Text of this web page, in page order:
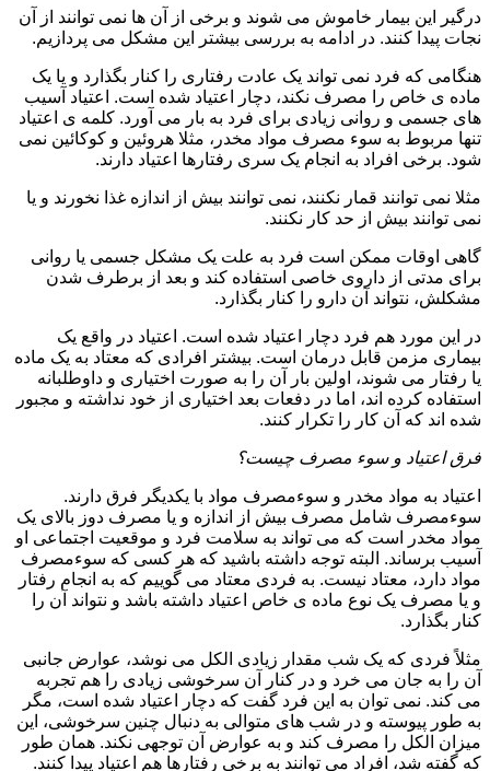
درگیر این بیمار خاموش می شوند و برخی از آن ها نمی توانند از آن
نجات پیدا کنند. در ادامه به بررسی بیشتر این مشکل می پردازیم.
هنگامی که فرد نمی تواند یک عادت رفتاری را کنار بگذارد و یا یک
ماده ی خاص را مصرف نکند، دچار اعتیاد شده است. اعتیاد آسیب
های جسمی و روانی زیادی برای فرد به بار می آورد. کلمه ی اعتیاد
تنها مربوط به سوء مصرف مواد مخدر، مثلا هروئین و کوکائین نمی
شود. برخی افراد به انجام یک سری رفتارها اعتیاد دارند.
مثلا نمی توانند قمار نکنند، نمی توانند بیش از اندازه غذا نخورند و یا
نمی توانند بیش از حد کار نکنند.
گاهی اوقات ممکن است فرد به علت یک مشکل جسمی یا روانی
برای مدتی از داروی خاصی استفاده کند و بعد از برطرف شدن
مشکلش، نتواند آن دارو را کنار بگذارد.
در این مورد هم فرد دچار اعتیاد شده است. اعتیاد در واقع یک
بیماری مزمن قابل درمان است. بیشتر افرادی که معتاد به یک ماده
یا رفتار می شوند، اولین بار آن را به صورت اختیاری و داوطلبانه
استفاده کرده اند، اما در دفعات بعد اختیاری از خود نداشته و مجبور
شده اند که آن کار را تکرار کنند.
فرق اعتیاد و سوء مصرف چیست؟
اعتیاد به مواد مخدر و سوءمصرف مواد با یکدیگر فرق دارند.
سوءمصرف شامل مصرف بیش از اندازه و یا مصرف دوز بالای یک
مواد مخدر است که می تواند به سلامت فرد و موقعیت اجتماعی او
آسیب برساند. البته توجه داشته باشید که هر کسی که سوءمصرف
مواد دارد، معتاد نیست. به فردی معتاد می گوییم که به انجام رفتار
و یا مصرف یک نوع ماده ی خاص اعتیاد داشته باشد و نتواند آن را
کنار بگذارد.
مثلاً فردی که یک شب مقدار زیادی الکل می نوشد، عوارض جانبی
آن را به جان می خرد و در کنار آن سرخوشی زیادی را هم تجربه
می کند. نمی توان به این فرد گفت که دچار اعتیاد شده است، مگر
به طور پیوسته و در شب های متوالی به دنبال چنین سرخوشی، این
میزان الکل را مصرف کند و به عوارض آن توجهی نکند. همان طور
که گفته شد، افراد می توانند به برخی رفتارها هم اعتیاد پیدا کنند.